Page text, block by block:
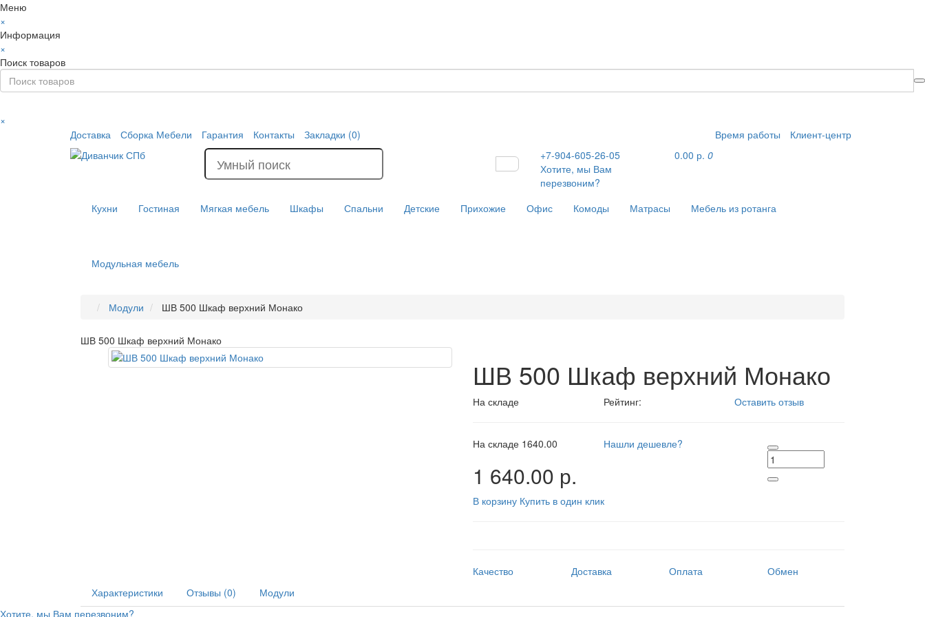
Меню
×
Информация
×
Поиск товаров
×
Доставка
Сборка Мебели Гарантия Контакты Закладки (0) Время работы
Клиент-центр
+7-904-605-26-05
Хотите, мы Вам
перезвоним?
0.00 р. 0
Кухни Гостиная Мягкая мебель Шкафы Спальни Детские Прихожие Офис Комоды Матрасы Мебель из ротанга
Модульная мебель
Модули ШВ 500 Шкаф верхний Монако
ШВ 500 Шкаф верхний Монако
ШВ 500 Шкаф верхний Монако
На складе Рейтинг: Оставить отзыв
На складе 1640.00
1 640.00 р.
Нашли дешевле?
В корзину Купить в один клик
Качество Доставка Оплата
Обмен
Характеристики
Отзывы (0)
Модули
Хотите, мы Вам перезвоним?